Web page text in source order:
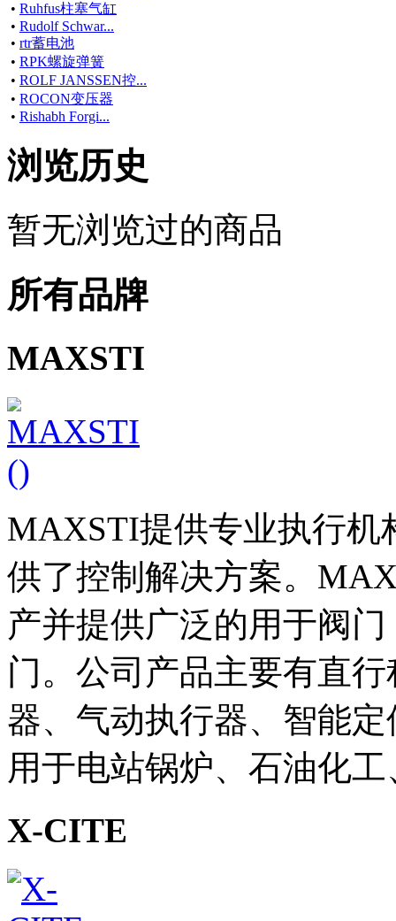
• Ruhfus柱塞气缸
• Rudolf Schwar...
• rtr蓄电池
• RPK螺旋弹簧
• ROLF JANSSEN控...
• ROCON变压器
• Rishabh Forgi...
浏览历史
暂无浏览过的商品
所有品牌
MAXSTI
MAXSTI提供专业执行机
供了控制解决方案。
产并提供广泛的用于阀
门。公司产品主要有直
器、气动执行器、智能
用于电站锅炉、石油化
X-CITE